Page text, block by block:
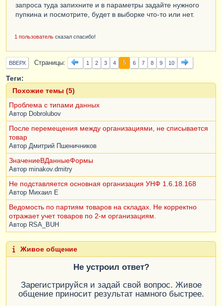
запроса туда запихните и в параметры задайте нужного
пупкина и посмотрите, будет в выборке что-то или нет.
1 пользователь сказал спасибо!
ВВЕРХ Страницы 1 2 3 4 5 6 7 8 9 10
Теги:
Похожие темы (5)
Проблема с типами данных
Автор Dobrolubov
После перемещения между организациями, не списывается
товар
Автор Дмитрий Пшеничников
ЗначениеВДанныеФормы
Автор minakov.dmitry
Не подставляется основная организация УНФ 1.6.18.168
Автор Михаил Е
Ведомость по партиям товаров на складах. Не корректно
отражает учет товаров по 2-м организациям.
Автор RSA_BUH
Живое общение
Не устроил ответ?
Зарегистрируйся и задай свой вопрос. Живое
общение приносит результат намного быстрее.